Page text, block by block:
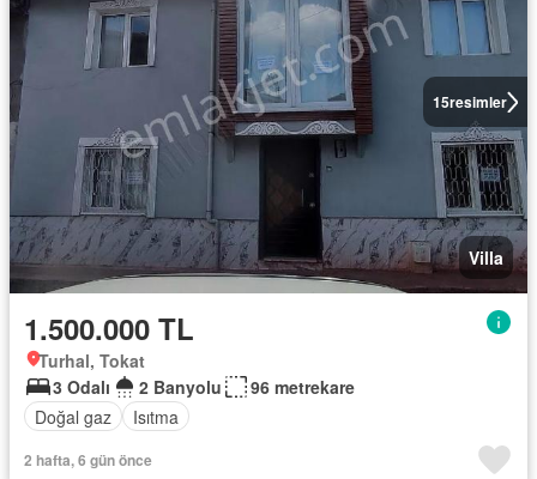
15resimler
Villa
1.500.000 TL
Turhal, Tokat
3 Odalı
2 Banyolu
96 metrekare
Doğal gaz
Isıtma
2 hafta, 6 gün önce